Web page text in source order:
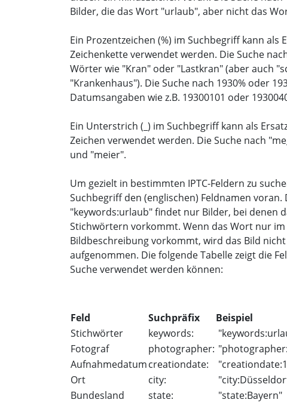
Bilder, die das Wort "urlaub", aber nicht das
Ein Prozentzeichen (%) im Suchbegriff kann als
Zeichenkette verwendet werden. Die Suche
Wörter wie "Kran" oder "Lastkran" (aber auch
"Krankenhaus"). Die Suche nach 1930% oder
Datumsangaben wie z.B. 19300101 oder
Ein Unterstrich (_) im Suchbegriff kann als
Zeichen verwendet werden. Die Suche nach
und "meier".
Um gezielt in bestimmten IPTC-Feldern zu
Suchbegriff den (englischen) Feldnamen voran.
"keywords:urlaub" findet nur Bilder, bei denen
Stichwörtern vorkommt. Wenn das Wort nur
Bildbeschreibung vorkommt, wird das Bild
aufgenommen. Die folgende Tabelle zeigt die
Suche verwendet werden können:
Feld Suchpräfix
Beispiel
Stichwörter
keywords:
Fotograf
photographer:
Aufnahmedatumcreationdate:
Ort
city:
Bundesland
state: "state:Bayern"